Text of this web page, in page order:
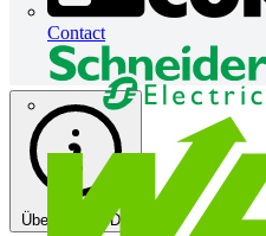
Contact
Über diese PDF